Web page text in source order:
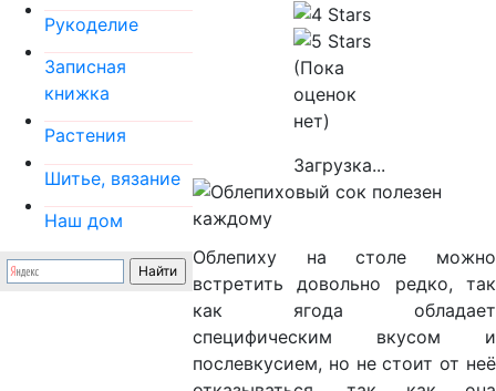
Рукоделие
Записная
книжка
Растения
Шитье, вязание
Наш дом
(Пока
оценок
нет)
Загрузка...
Облепиху на столе можно
встретить довольно редко, так
как ягода обладает
специфическим вкусом и
послевкусием, но не стоит от неё